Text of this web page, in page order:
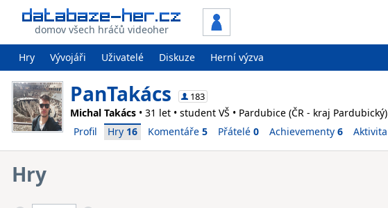
domov všech hráčů videoher
Hry Vývojáři Uživatelé Diskuze Herní výzva
PanTakács 183
Michal Takács • 31 let • student VŠ • Pardubice (ČR - kraj Pardubický)
Profil
Hry 16 Komentáře 5 Přátelé 0 Achievementy 6 Aktivita
Hry